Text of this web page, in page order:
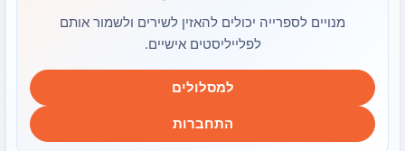
לספרייה יכולים להאזין לשירים ולשמור אותם
לפלייליסטים אישיים.